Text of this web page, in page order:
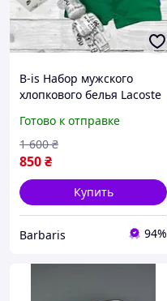
B-is Набор мужского
хлопкового белья Lacoste
коробке
Готово к отправке
850₴
1 600 ₴
Купить
Barbaris 94%